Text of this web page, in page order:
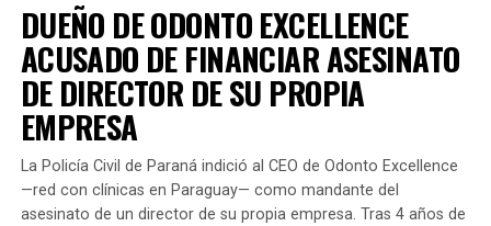
TEMAS RELACIONADOS:
SE REGISTRAN INCIDENTES TRAS PROTESTA CIUDADANA EN
CIUDAD DEL ESTE
ARRIBA SIGUIENTE
Javier Zacarías Irún quedó sin fueros
NO SE PIERDA
Prosigue debate sobre informe de intervención de
comuna esteña
DUEÑO DE ODONTO EXCELLENCE
ACUSADO DE FINANCIAR ASESINATO
DE DIRECTOR DE SU PROPIA
EMPRESA
La Policía Civil de Paraná indició al CEO de Odonto Excellence
—red con clínicas en Paraguay— como mandante del
asesinato de un director de su propia empresa. Tras 4 años de